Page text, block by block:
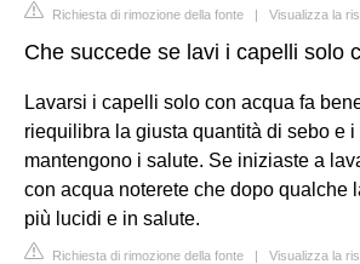
Richiesta di rimozione della fonte | Visualizza la
Che succede se lavi i capelli solo
Lavarsi i capelli solo con acqua fa
riequilibra la giusta quantità di sebo e
mantengono i salute. Se iniziaste a
con acqua noterete che dopo qualche
più lucidi e in salute.
Richiesta di rimozione della fonte | Visualizza la